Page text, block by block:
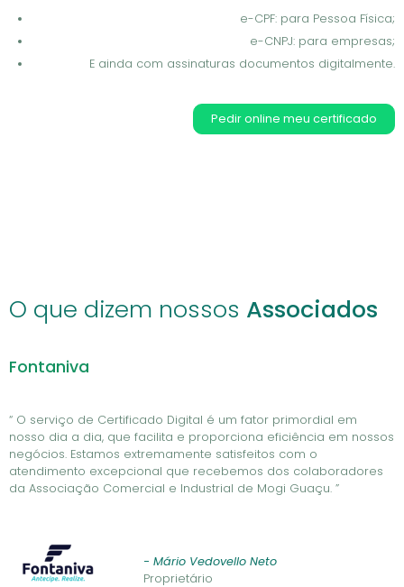
e-CPF: para Pessoa Física;
e-CNPJ: para empresas;
E ainda com assinaturas documentos digitalmente.
Pedir online meu certificado
O que dizem nossos Associados
Fontaniva
“ O serviço de Certificado Digital é um fator primordial em
nosso dia a dia, que facilita e proporciona eficiência em nossos
negócios. Estamos extremamente satisfeitos com o
atendimento excepcional que recebemos dos colaboradores
da Associação Comercial e Industrial de Mogi Guaçu. ”
- Mário Vedovello Neto
Proprietário